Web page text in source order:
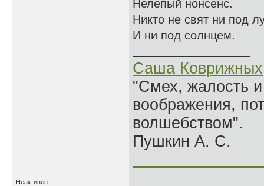
Нелепый нонсенс.
Никто не свят ни под
И ни под солнцем.
Саша Коврижных
"Смех, жалость
воображения,
волшебством".
Пушкин А. С.
Неактивен